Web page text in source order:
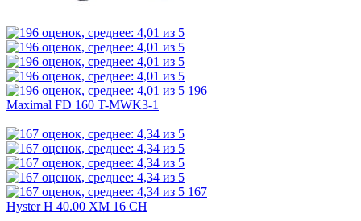
196
Maximal FD 160 T-MWK3-1
167
Hyster H 40.00 XM 16 CH